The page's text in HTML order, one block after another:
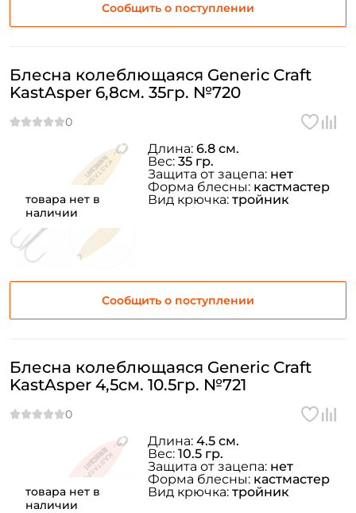
Сообщить о поступлении
товара нет в
наличии
Блесна колеблющаяся Generic Craft
KastAsper 6,8см. 35гр. №720
Сообщить о поступлении
Длина: 6.8 см.
Вес: 35 гр.
Защита от зацепа: нет
Форма блесны: кастмастер
Вид крючка: тройник
товара нет в
наличии
Блесна колеблющаяся Generic Craft
KastAsper 4,5см. 10.5гр. №721
Длина: 4.5 см.
Вес: 10.5 гр.
Защита от зацепа: нет
Форма блесны: кастмастер
Вид крючка: тройник